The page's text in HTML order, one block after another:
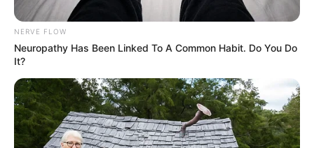
LOCALIDAD ANTONIO NARIÑO
[Video] Cámaras captaron carro que
habría abandonado cuerpo de una
mujer en Ciudad Jardín
NERVE FLOW
Neuropathy Has Been Linked To A Common Habit. Do You Do
It?